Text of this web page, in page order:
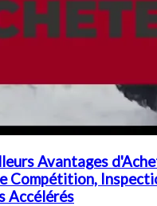
Avantages
Compétition,
Accélérés